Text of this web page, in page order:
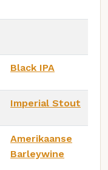
Black IPA
Imperial Stout
Amerikaanse
Barleywine